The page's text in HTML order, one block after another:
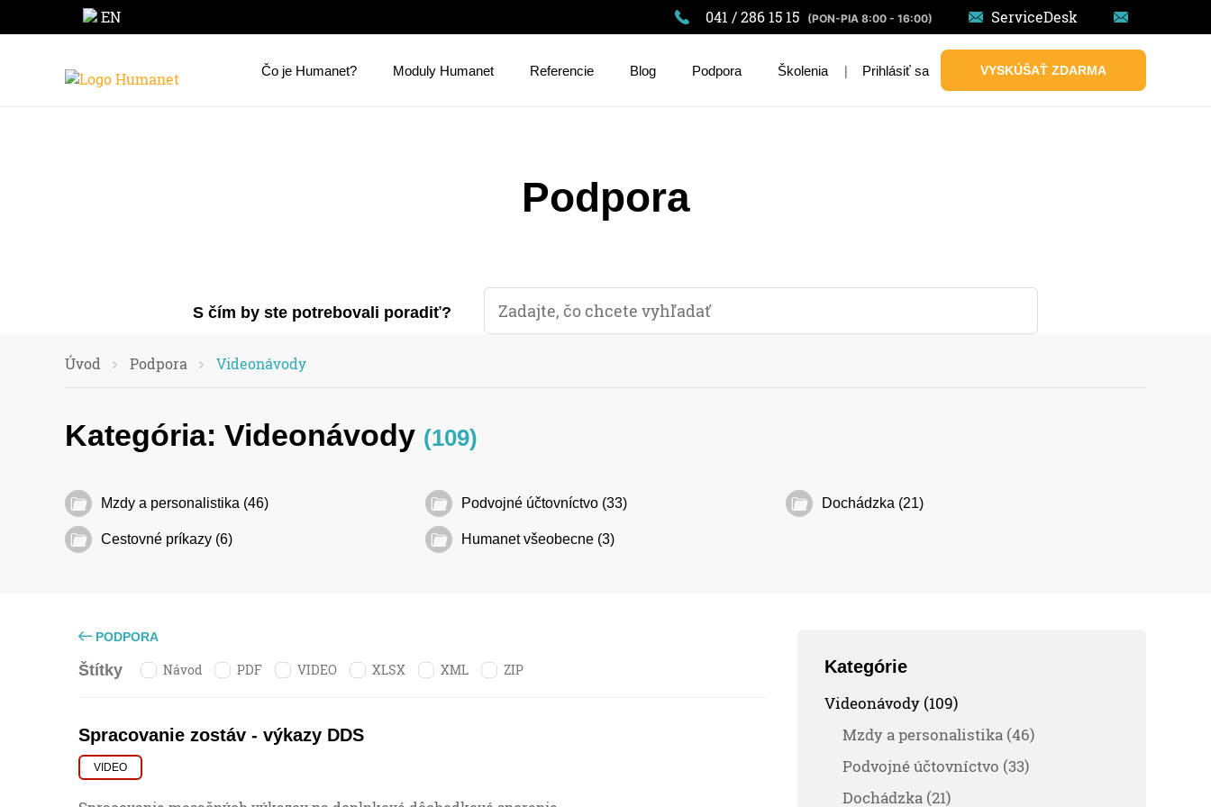
EN 041 / 286 15 15 (PON-PIA 8:00 - 16:00) ServiceDesk
Čo je Humanet? Moduly Humanet Referencie Blog Podpora Školenia | Prihlásiť sa VYSKÚŠAŤ ZDARMA
Podpora
S čím by ste potrebovali poradiť?
Úvod Podpora Videonávody
Kategória: Videonávody (109)
Mzdy a personalistika (46) Podvojné účtovníctvo (33) Dochádzka (21)
Cestovné príkazy (6) Humanet všeobecne (3)
PODPORA
Štítky Návod PDF VIDEO XLSX XML ZIP
Spracovanie zostáv - výkazy DDS
VIDEO
Kategórie
Videonávody (109)
Mzdy a personalistika (46)
Podvojné účtovníctvo (33)
Dochádzka (21)